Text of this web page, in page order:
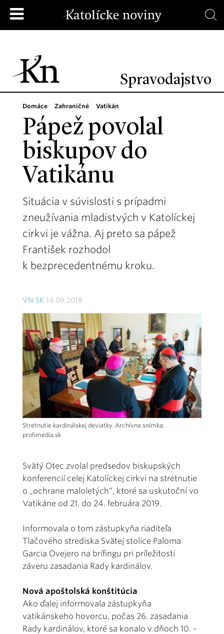
Spravodajstvo
Domáce Zahraničné Vatikán
Pápež povolal
biskupov do
Vatikánu
Situácia v súvislosti s prípadmi
zneužívania mladistvých v Katolíckej
cirkvi je vážna. Aj preto sa pápež
František rozhodol
k bezprecedentnému kroku.
VN SK 14.09.2018
Stretnutie kardinálskej deviatky. Archívna snímka:
profimedia.sk
Svätý Otec zvolal predsedov biskupských
konferencií celej Katolíckej cirkvi na stretnutie
o „ochrane maloletých“, ktoré sa uskutoční vo
Vatikáne od 21. do 24. februára 2019.
Informovala o tom zástupkyňa riaditeľa
Tlačového strediska Svätej stolice Paloma
Garcia Ovejero na brífingu pri príležitosti
záveru zasadania Rady kardinálov.
Nová apoštolská konštitúcia
Ako ďalej informovala zástupkyňa
vatikánskeho hovorcu, počas 26. zasadania
Rady kardinálov, ktoré sa konalo v dňoch 10. -